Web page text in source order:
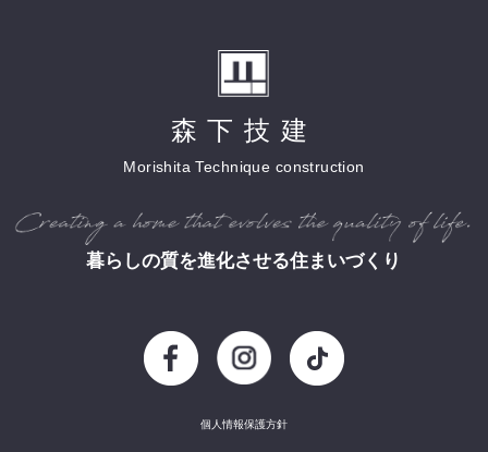
森下技建
Morishita Technique construction
暮らしの質を進化させる住まいづくり
個人情報保護方針